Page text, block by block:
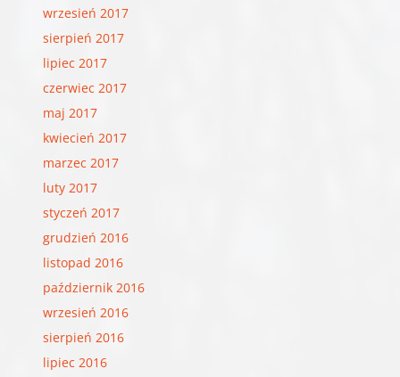
wrzesień 2017
sierpień 2017
lipiec 2017
czerwiec 2017
maj 2017
kwiecień 2017
marzec 2017
luty 2017
styczeń 2017
grudzień 2016
listopad 2016
październik 2016
wrzesień 2016
sierpień 2016
lipiec 2016